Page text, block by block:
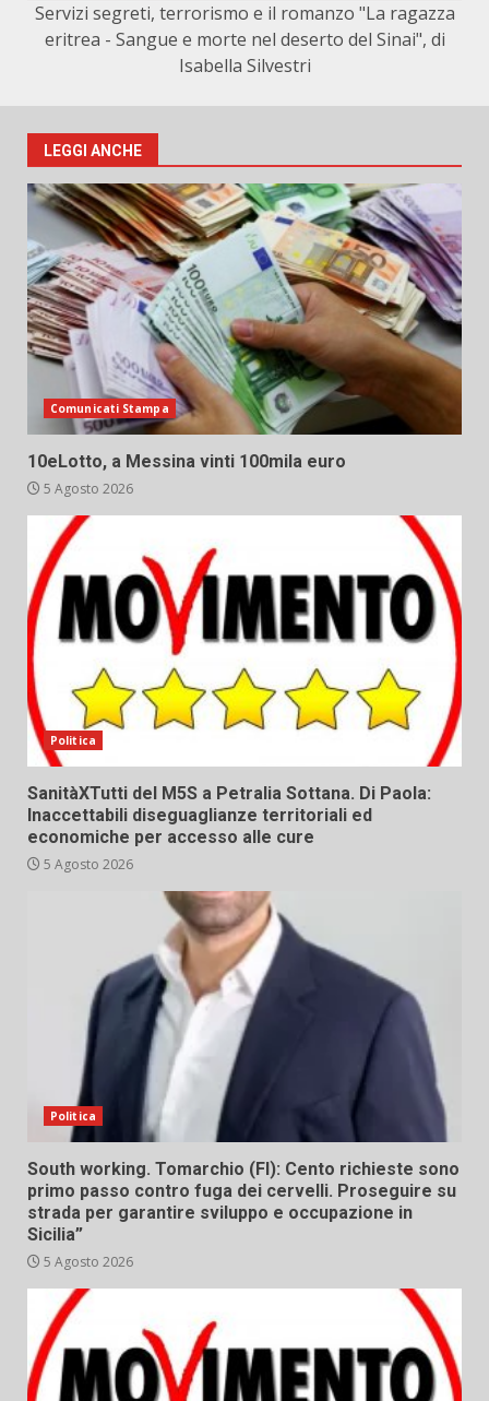
Servizi segreti, terrorismo e il romanzo "La ragazza
eritrea - Sangue e morte nel deserto del Sinai", di
Isabella Silvestri
LEGGI ANCHE
Comunicati Stampa
10eLotto, a Messina vinti 100mila euro
5 Agosto 2026
Politica
SanitàXTutti del M5S a Petralia Sottana. Di Paola:
Inaccettabili diseguaglianze territoriali ed
economiche per accesso alle cure
5 Agosto 2026
Politica
South working. Tomarchio (FI): Cento richieste sono
primo passo contro fuga dei cervelli. Proseguire su
strada per garantire sviluppo e occupazione in
Sicilia”
5 Agosto 2026